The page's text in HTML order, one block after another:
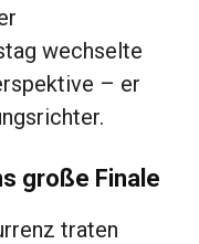
wechselte
– er
große Finale
traten